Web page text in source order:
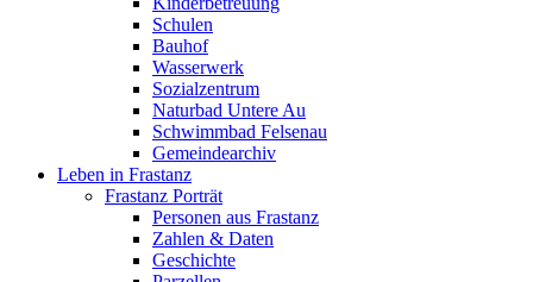
Schulen
Bauhof
Wasserwerk
Sozialzentrum
Naturbad Untere Au
Schwimmbad Felsenau
Gemeindearchiv
Leben in Frastanz
Frastanz Porträt
Personen aus Frastanz
Zahlen & Daten
Geschichte